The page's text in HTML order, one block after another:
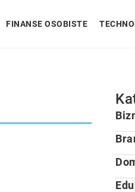
FINANSE OSOBISTE